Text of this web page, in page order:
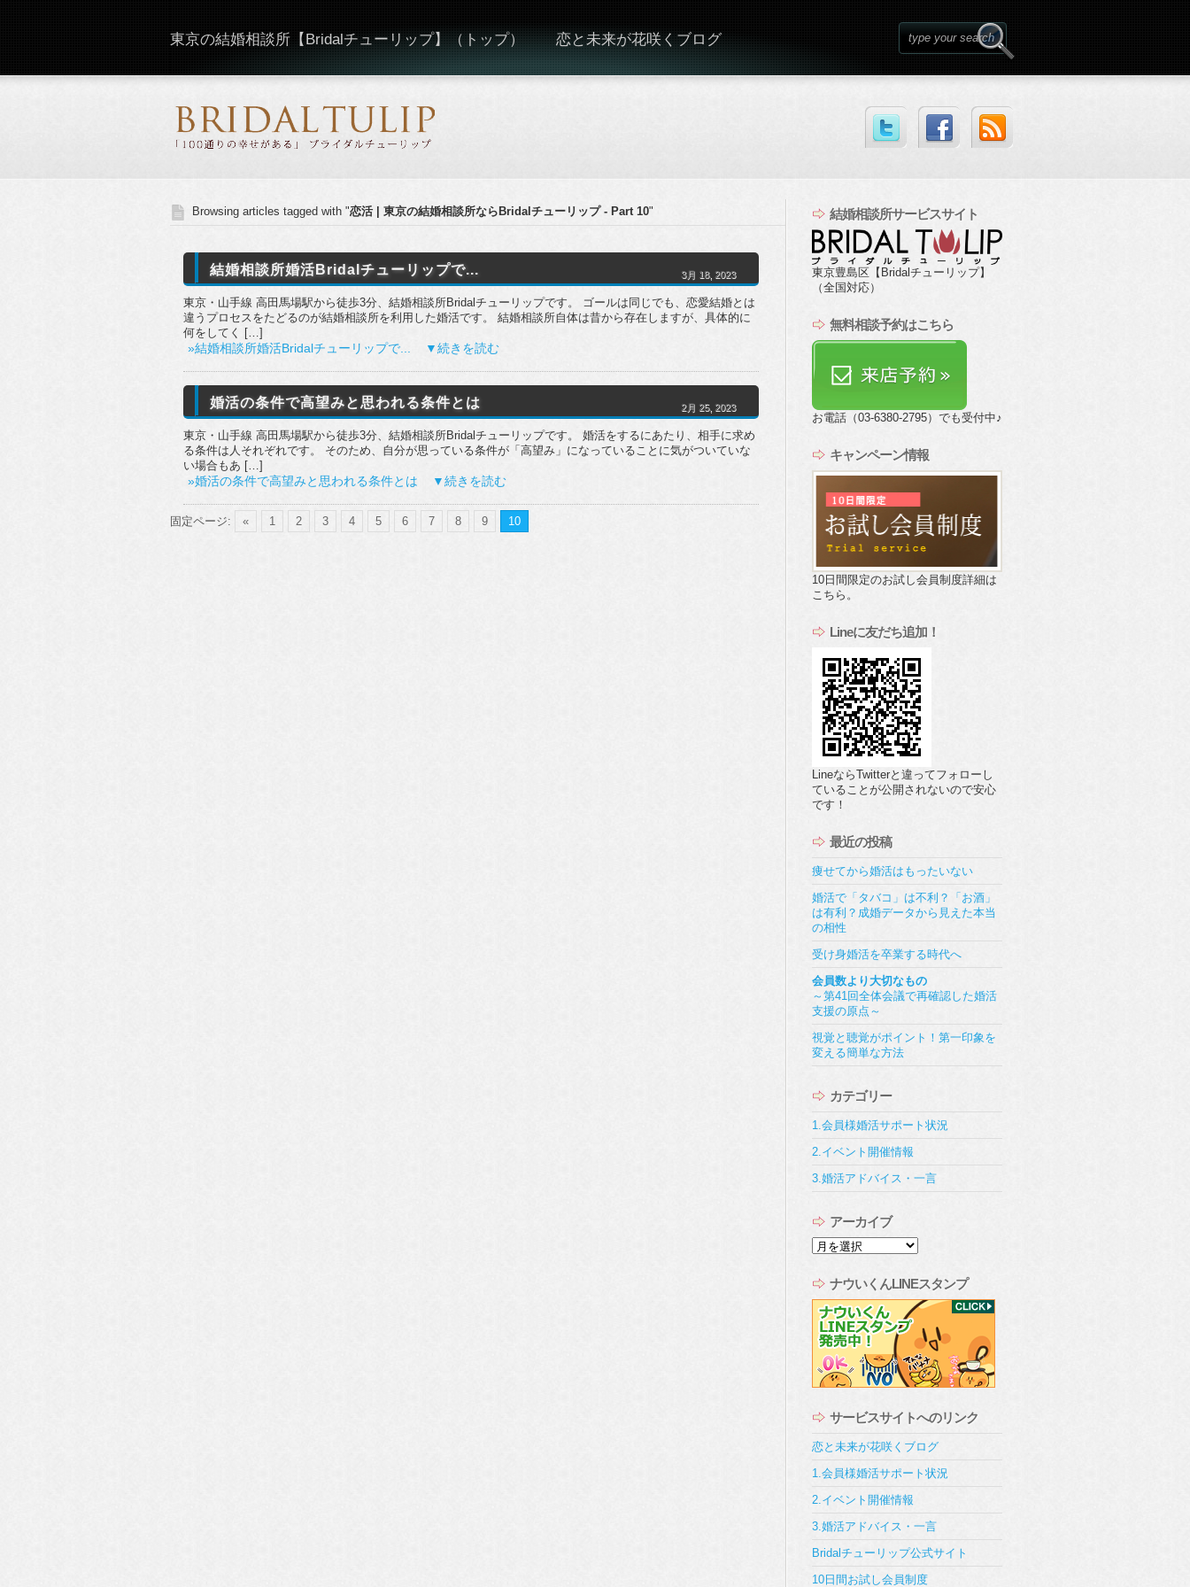
東京の結婚相談所【Bridalチューリップ】（トップ） 恋と未来が花咲くブログ
Browsing articles tagged with "恋活 | 東京の結婚相談所ならBridalチューリップ - Part 10"
結婚相談所婚活Bridalチューリップで... 3月 18, 2023
東京・山手線 高田馬場駅から徒歩3分、結婚相談所Bridalチューリップです。 ゴールは同じでも、恋愛結婚とは
違うプロセスをたどるのが結婚相談所を利用した婚活です。 結婚相談所自体は昔から存在しますが、具体的に
何をしてく […]
»結婚相談所婚活Bridalチューリップで... ▼続きを読む
婚活の条件で高望みと思われる条件とは 2月 25, 2023
東京・山手線 高田馬場駅から徒歩3分、結婚相談所Bridalチューリップです。 婚活をするにあたり、相手に求め
る条件は人それぞれです。 そのため、自分が思っている条件が「高望み」になっていることに気がついていな
い場合もあ […]
»婚活の条件で高望みと思われる条件とは ▼続きを読む
固定ページ: « 1 2 3 4 5 6 7 8 9 10
結婚相談所サービスサイト
東京豊島区【Bridalチューリップ】
（全国対応）
無料相談予約はこちら
お電話（03-6380-2795）でも受付中♪
キャンペーン情報
10日間限定のお試し会員制度詳細は
こちら。
Lineに友だち追加！
LineならTwitterと違ってフォローし
ていることが公開されないので安心
です！
最近の投稿
痩せてから婚活はもったいない
婚活で「タバコ」は不利？「お酒」
は有利？成婚データから見えた本当
の相性
受け身婚活を卒業する時代へ
会員数より大切なもの
～第41回全体会議で再確認した婚活
支援の原点～
視覚と聴覚がポイント！第一印象を
変える簡単な方法
カテゴリー
1.会員様婚活サポート状況
2.イベント開催情報
3.婚活アドバイス・一言
アーカイブ
ア
イ
ブ
ナウいくんLINEスタンプ
サービスサイトへのリンク
恋と未来が花咲くブログ
1.会員様婚活サポート状況
2.イベント開催情報
3.婚活アドバイス・一言
Bridalチューリップ公式サイト
10日間お試し会員制度